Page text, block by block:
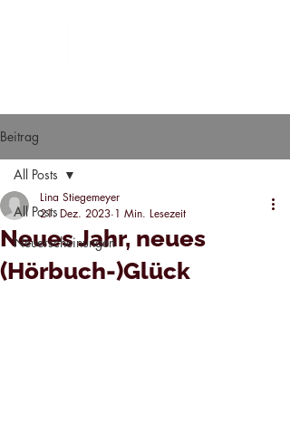
Beitrag
All Posts
Neuerscheinungen
All Posts
Neues Jahr, neues
(Hörbuch-)Glück
Lina Stiegemeyer
21. Dez. 2023 1 Min. Lesezeit